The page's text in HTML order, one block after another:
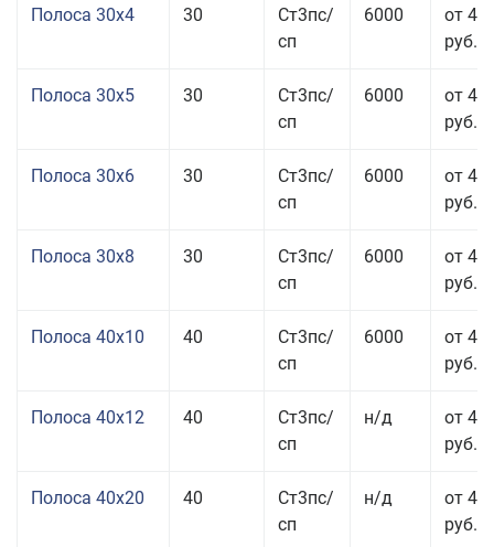
Полоса 30x4 30
Ст3пс/
сп
6000
от 43
руб.
Полоса 30x5 30
Ст3пс/
сп
6000
от 43
руб.
Полоса 30x6 30
Ст3пс/
сп
6000
от 46
руб.
Полоса 30x8 30
Ст3пс/
сп
6000
от 44
руб.
Полоса 40x10 40
Ст3пс/
сп
6000
от 45
руб.
Полоса 40x12 40
Ст3пс/
сп
н/д
от 44
руб.
Полоса 40x20 40
Ст3пс/
сп
н/д
от 47
руб.